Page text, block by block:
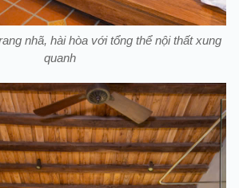
nhã, hài hòa với tổng thể nội thất xung
quanh